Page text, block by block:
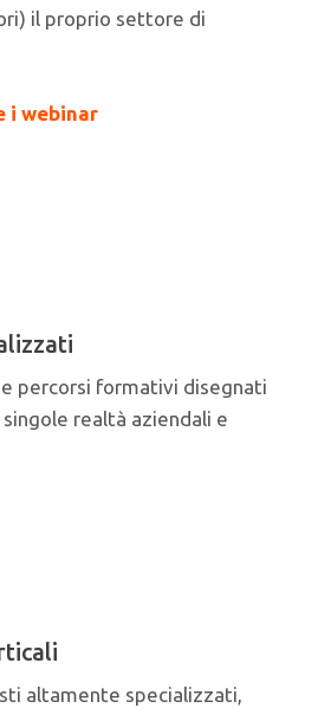
il proprio settore di
i webinar
percorsi formativi disegnati
realtà aziendali e
altamente specializzati,